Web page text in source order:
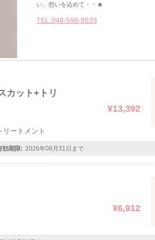
い」想いを込めて・・★
TEL:048-598-8539
カット+トリ
リートメント
¥13,392
効期限: 2026年08月31日まで
¥6,912